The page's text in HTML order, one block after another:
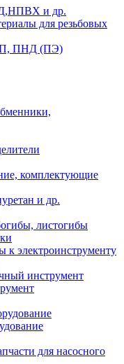
и др.
для резьбовых
ПНД (ПЭ)
комплектующие
и др.
листогибы
к электроинструменту
инструмент
для насосного